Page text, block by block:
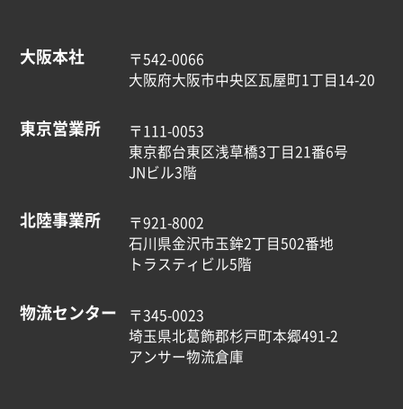
大阪本社
〒542-0066
大阪府大阪市中央区瓦屋町1丁目14-20
東京営業所
〒111-0053
東京都台東区浅草橋3丁目21番6号
JNビル3階
北陸事業所
〒921-8002
石川県金沢市玉鉾2丁目502番地
トラスティビル5階
物流センター
〒345-0023
埼玉県北葛飾郡杉戸町本郷491-2
アンサー物流倉庫